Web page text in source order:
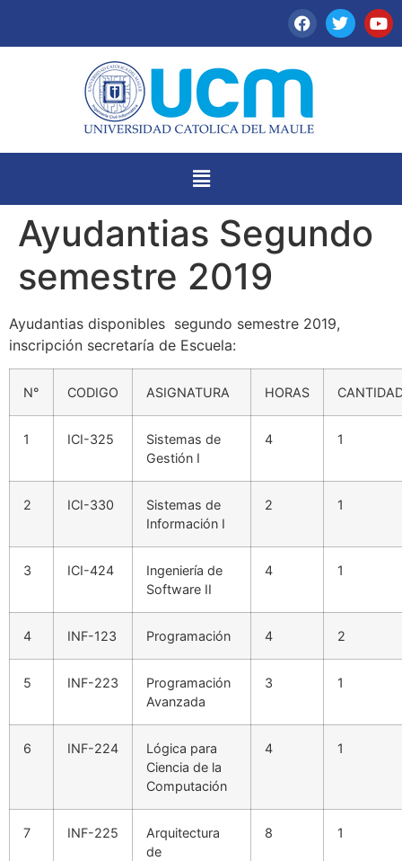
Ayudantias Segundo
semestre 2019
Ayudantias disponibles segundo semestre 2019,
inscripción secretaría de Escuela:
N° CODIGO ASIGNATURA HORAS
1 ICI-325
Sistemas de
Gestión I
4 1
2 ICI-330
Sistemas de
Información I
2 1
3 ICI-424
Ingeniería de
Software II
4 1
4 INF-123 Programación 4 2
5 INF-223
Programación
Avanzada
3 1
6 INF-224
Lógica para
Ciencia de la
Computación
4 1
7 INF-225
Arquitectura
de
8 1